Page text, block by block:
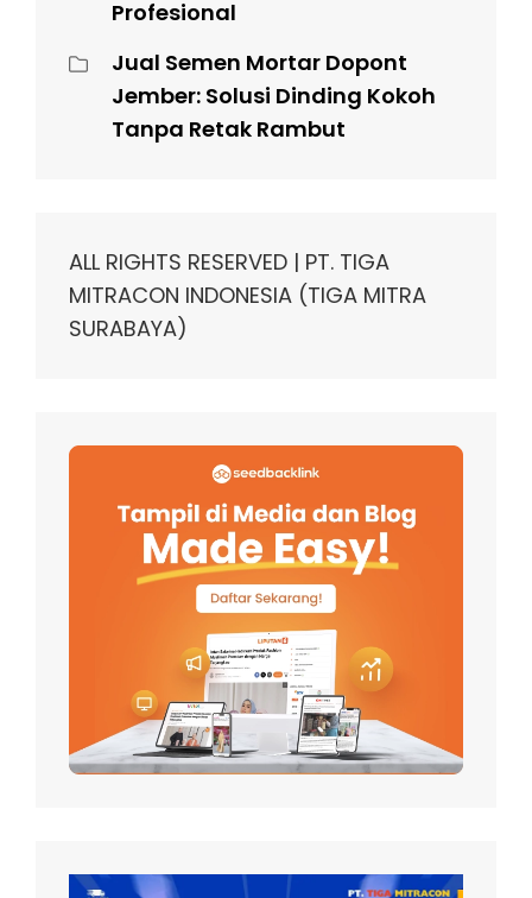
Profesional
Jual Semen Mortar Dopont
Jember: Solusi Dinding Kokoh
Tanpa Retak Rambut
ALL RIGHTS RESERVED | PT. TIGA
MITRACON INDONESIA (TIGA MITRA
SURABAYA)